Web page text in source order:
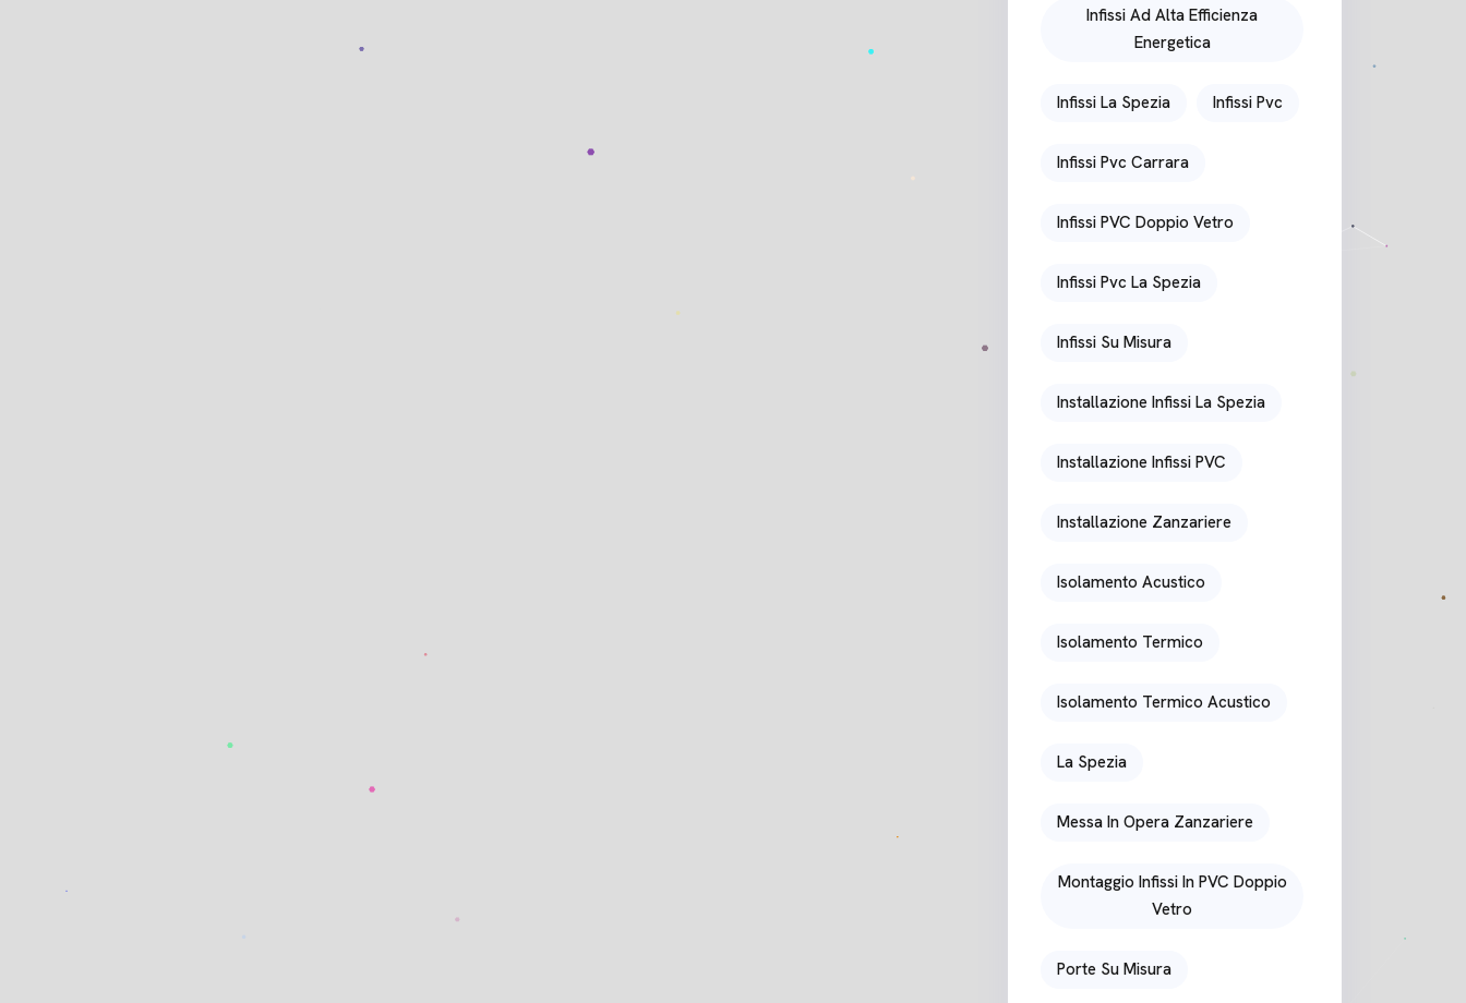
Infissi Ad Alta Efficienza
Energetica
Infissi La Spezia Infissi Pvc
Infissi Pvc Carrara
Infissi PVC Doppio Vetro
Infissi Pvc La Spezia
Infissi Su Misura
Installazione Infissi La Spezia
Installazione Infissi PVC
Installazione Zanzariere
Isolamento Acustico
Isolamento Termico
Isolamento Termico Acustico
La Spezia
Messa In Opera Zanzariere
Montaggio Infissi In PVC Doppio
Vetro
Porte Su Misura